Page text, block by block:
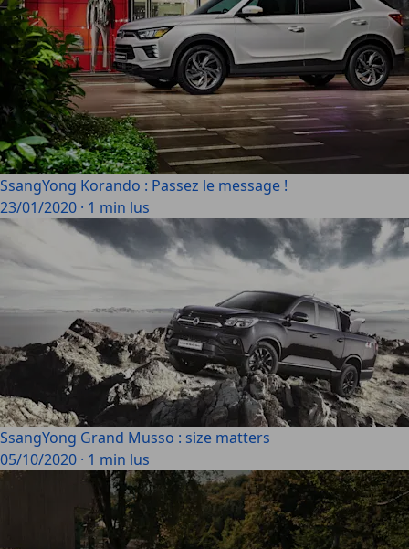
SsangYong Korando : Passez le message !
23/01/2020 · 1 min lus
SsangYong Grand Musso : size matters
05/10/2020 · 1 min lus